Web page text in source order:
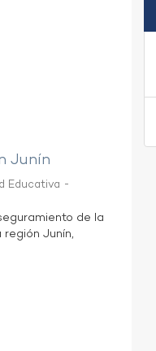
Junín
Educativa -
de la
Junín,